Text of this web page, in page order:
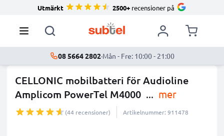
Utmärkt 2500+ recensioner på
08 5664 2802·Mån - Fre: 10:00 - 21:00
CELLONIC mobilbatteri för Audioline
Amplicom PowerTel M4000 ... mer
(44 recensioner) Artikelnummer: 911478